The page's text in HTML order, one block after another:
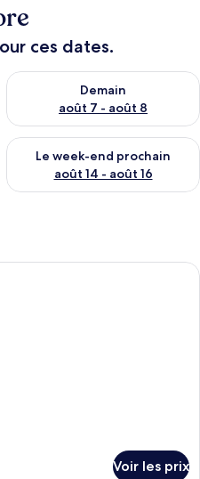
e
u
x
n
o
t
é
s
r
s
ces dates.
août 6 - août 7
Demain
août 7 - août 8
Vérifier la disponibilité pour
end août 7 - août 9
Le week-end prochain
août 14 - août 16
Vérifier la disponibilité pour
Une chambre d’hôtel moderne,
Voir les prix